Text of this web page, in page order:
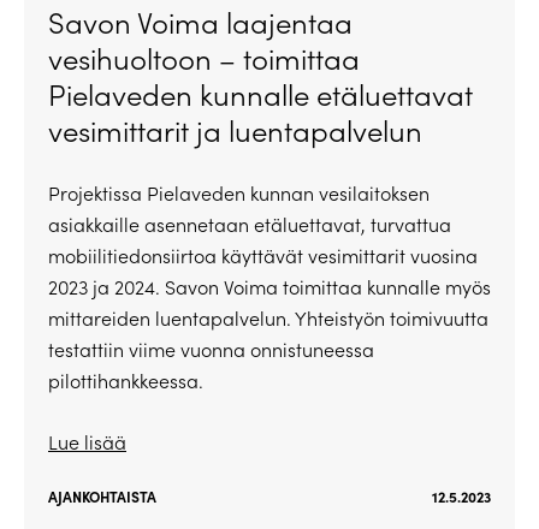
Savon Voima laajentaa
vesihuoltoon – toimittaa
Pielaveden kunnalle etäluettavat
vesimittarit ja luentapalvelun
Projektissa Pielaveden kunnan vesilaitoksen
asiakkaille asennetaan etäluettavat, turvattua
mobiilitiedonsiirtoa käyttävät vesimittarit vuosina
2023 ja 2024. Savon Voima toimittaa kunnalle myös
mittareiden luentapalvelun. Yhteistyön toimivuutta
testattiin viime vuonna onnistuneessa
pilottihankkeessa.
Lue lisää
AJANKOHTAISTA 12.5.2023